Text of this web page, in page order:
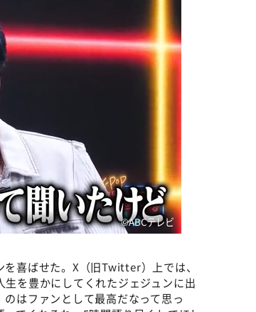
©️ABCテレビ
喜ばせた。X（旧Twitter）上では、
生を豊かにしてくれたジェジュンに出
はファンとして最高だなって思っ